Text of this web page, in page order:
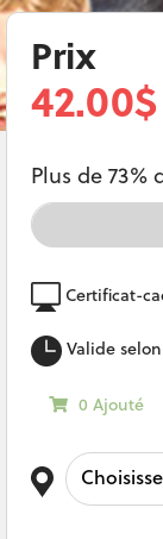
Prix
42.00$
Plus de 73%
Certificat-
Valide
0 Ajouté